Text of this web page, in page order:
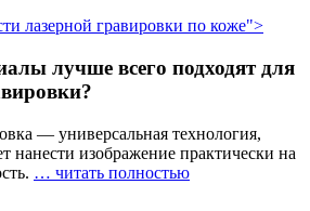
лазерной гравировки по коже">
лучше всего подходят для
— универсальная технология,
нанести изображение практически на
… читать полностью